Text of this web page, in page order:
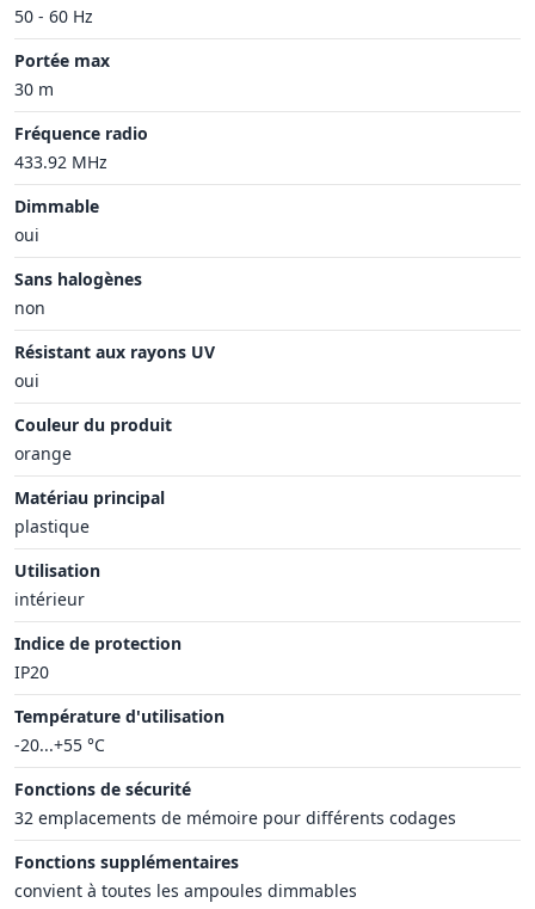
50 - 60 Hz
Portée max
30 m
Fréquence radio
433.92 MHz
Dimmable
oui
Sans halogènes
non
Résistant aux rayons UV
oui
Couleur du produit
orange
Matériau principal
plastique
Utilisation
intérieur
Indice de protection
IP20
Température d'utilisation
-20...+55 °C
Fonctions de sécurité
32 emplacements de mémoire pour différents codages
Fonctions supplémentaires
convient à toutes les ampoules dimmables